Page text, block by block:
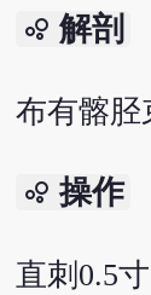
bubble_chart 解剖
布有髂胫
bubble_chart 操作
直刺0.5